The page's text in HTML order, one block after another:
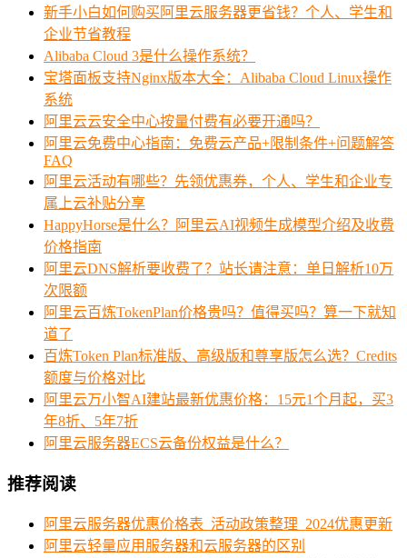
新手小白如何购买阿里云服务器更省钱？个人、学生和
企业节省教程
Alibaba Cloud 3是什么操作系统？
宝塔面板支持Nginx版本大全：Alibaba Cloud Linux操作
系统
阿里云云安全中心按量付费有必要开通吗？
阿里云免费中心指南：免费云产品+限制条件+问题解答
FAQ
阿里云活动有哪些？先领优惠券，个人、学生和企业专
属上云补贴分享
HappyHorse是什么？阿里云AI视频生成模型介绍及收费
价格指南
阿里云DNS解析要收费了？站长请注意：单日解析10万
次限额
阿里云百炼TokenPlan价格贵吗？值得买吗？算一下就知
道了
百炼Token Plan标准版、高级版和尊享版怎么选？Credits
额度与价格对比
阿里云万小智AI建站最新优惠价格：15元1个月起，买3
年8折、5年7折
阿里云服务器ECS云备份权益是什么？
推荐阅读
阿里云服务器优惠价格表_活动政策整理_2024优惠更新
阿里云轻量应用服务器和云服务器的区别